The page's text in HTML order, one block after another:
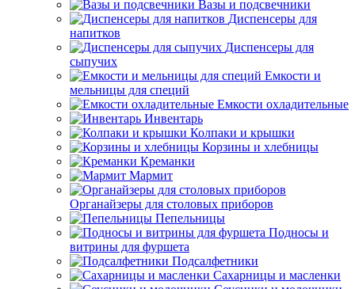
Вазы и подсвечники
Диспенсеры для
напитков
Диспенсеры для
сыпучих
Емкости и
мельницы для специй
Емкости охладительные
Инвентарь
Колпаки и крышки
Корзины и хлебницы
Креманки
Мармит
Органайзеры для столовых приборов
Пепельницы
Подносы и
витрины для фуршета
Подсалфетники
Сахарницы и масленки